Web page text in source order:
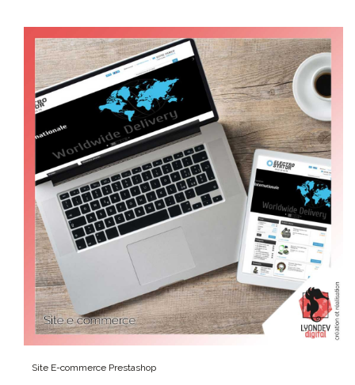
Site E-commerce Prestashop